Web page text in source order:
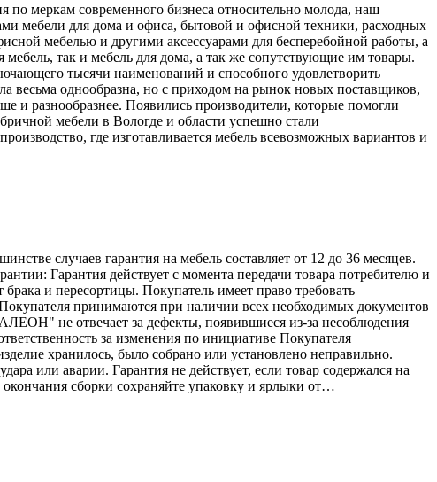
по меркам современного бизнеса относительно молода, наш
мебели для дома и офиса, бытовой и офисной техники, расходных
мебелью и другими аксессуарами для бесперебойной работы, а
так и мебель для дома, а так же сопутствующие им товары.
тысячи наименований и способного удовлетворить
весьма однообразна, но с приходом на рынок новых поставщиков,
и разнообразнее. Появились производители, которые помогли
мебели в Вологде и области успешно стали
где изготавливается мебель всевозможных вариантов и
случаев гарантия на мебель составляет от 12 до 36 месяцев.
Гарантия действует с момента передачи товара потребителю и
и пересортицы. Покупатель имеет право требовать
принимаются при наличии всех необходимых документов
не отвечает за дефекты, появившиеся из-за несоблюдения
за изменения по инициативе Покупателя
хранилось, было собрано или установлено неправильно.
или аварии. Гарантия не действует, если товар содержался на
сборки сохраняйте упаковку и ярлыки от…